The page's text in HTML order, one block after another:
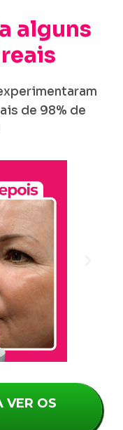
alguns
de 98% de
VER OS